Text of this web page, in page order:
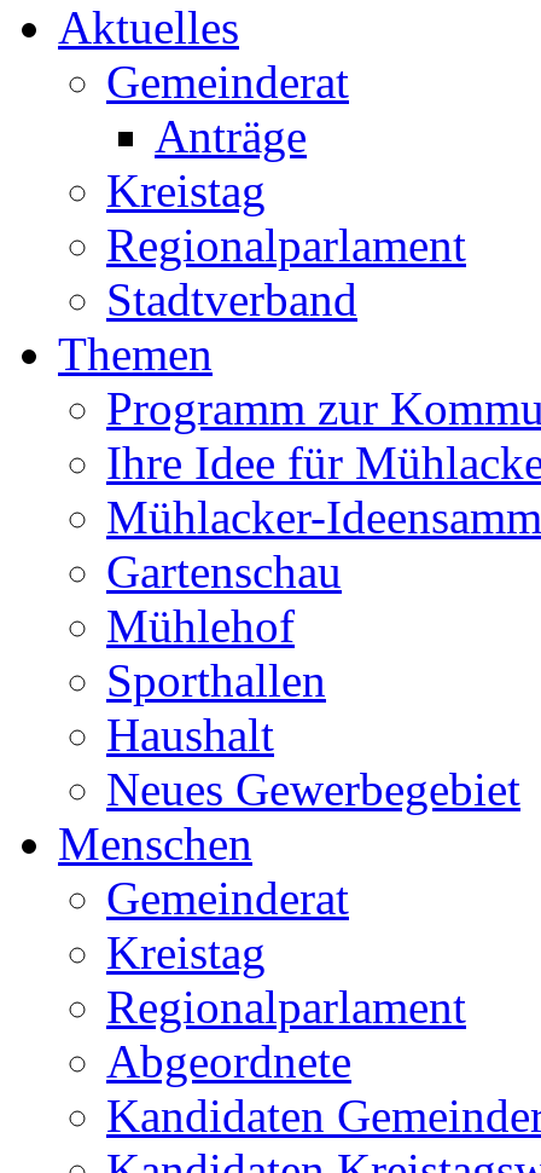
Aktuelles
Gemeinderat
Anträge
Kreistag
Regionalparlament
Stadtverband
Themen
Programm zur
Ihre Idee für
Mühlacker-
Gartenschau
Mühlehof
Sporthallen
Haushalt
Neues Gewerbegebiet
Menschen
Gemeinderat
Kreistag
Regionalparlament
Abgeordnete
Kandidaten